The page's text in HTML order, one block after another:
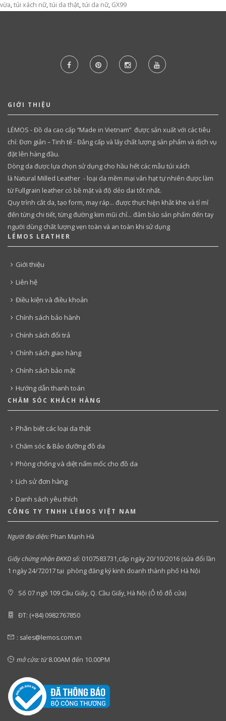
vừa,túi xách nữ,túi da thật,túi da nữ, GX99
GIỚI THIỆU
LÉMOS - Đồ da cao cấp “Made in Vietnam” được sản xuất với các tiêu
chí: Đơn giản – Tinh tế - Đẳng cấp và lấy chất lượng sản phẩm và dịch vụ
đặt lên hàng đầu.
Dòng da được lựa chọn sử dụng cho hầu hết các mẫu túi xách
là Natural Milled Leather - loại da mềm mại vân hạt tự nhiên được làm
từ Fullgrain leather có bề mặt và độ dẻo dai tốt nhất.
Quy trình cắt da, tạo form, may ráp… được thực hiện khắt khe và tỉ mỉ
đến từng chi tiết, từng đường kim mũi chỉ… đảm bảo sản phẩm đến tay
người dùng chất lượng vẹn toàn và an toàn khi sử dụng
LÉMOS LEATHER
Giới thiệu
Liên hệ
Điều kiện và điều khoản
Chính sách bảo hành
Chính sách đổi trả
Chính sách giao hàng
Chính sách bảo mật
Hướng dẫn thanh toán
CHĂM SÓC KHÁCH HÀNG
Phân biệt các loại da thật
Chăm sóc & Bảo dưỡng đồ da
Phòng chống và diệt nấm mốc cho đồ da
Lịch sử đơn hàng
Danh sách yêu thích
CÔNG TY TNHH LÉMOS VIỆT NAM
Người đại diện: Phan Mạnh Hà
Giấy chứng nhận ĐKKD số: 0107583731,cấp ngày 20/10/2016 (sửa đổi lần
1 ngày 24/72017 tại phòng đăng ký kinh doanh thành phố Hà Nội
Số 07 ngõ 109 Cầu Giấy, Q. Cầu Giấy, Hà Nội (Ô tô đỗ cửa)
ĐT: (+84) 0982767850
: sales@lemos.com.vn
mở cửa: từ8.00AM đến 10.00PM